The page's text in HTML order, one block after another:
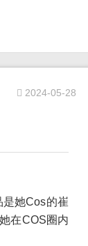
2024-05-28
她Cos的崔
在COS圈内